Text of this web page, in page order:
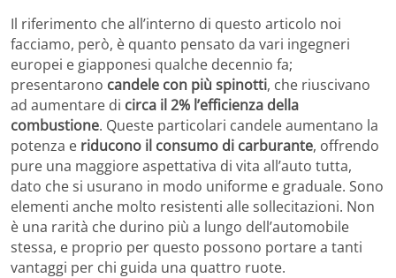
Il riferimento che all’interno di questo articolo noi
facciamo, però, è quanto pensato da vari ingegneri
europei e giapponesi qualche decennio fa;
presentarono candele con più spinotti, che riuscivano
ad aumentare di circa il 2% l’efficienza della
combustione. Queste particolari candele aumentano la
potenza e riducono il consumo di carburante, offrendo
pure una maggiore aspettativa di vita all’auto tutta,
dato che si usurano in modo uniforme e graduale. Sono
elementi anche molto resistenti alle sollecitazioni. Non
è una rarità che durino più a lungo dell’automobile
stessa, e proprio per questo possono portare a tanti
vantaggi per chi guida una quattro ruote.